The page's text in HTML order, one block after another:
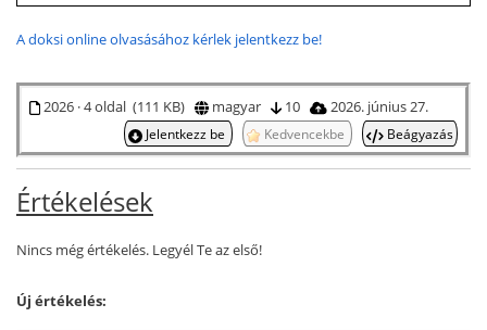
A doksi online olvasásához kérlek jelentkezz be!
2026 · 4 oldal (111 KB) magyar 10 2026. június 27.
Jelentkezz be Kedvencekbe Beágyazás
Értékelések
Nincs még értékelés. Legyél Te az első!
Új értékelés: